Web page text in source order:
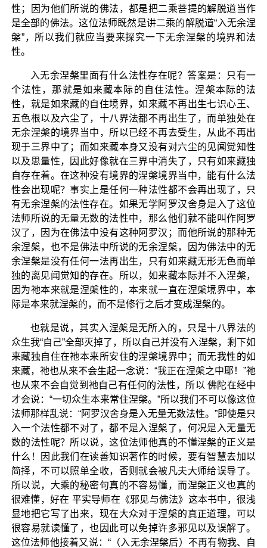
性；因为他们所说的佛法，都是把二乘菩提的解脱道当作
是全部的佛法。这位法师既然是讲二乘的解脱道“入无余涅
槃”，所以我们就应当要来探究一下无余涅槃的境界和法
性。
入无余涅槃里面有什么法性存在呢？答案是：只有一
个法性，那就是如来藏本际的自住法性。涅槃本际的法
性，就是如来藏的自住境界，如来藏不再出生七识心王、
五色根以及六尘了，十八界法都不再出生了，而单独处在
无余涅槃的境界当中，所以已经不再去受生，从此不再出
现于三界中了；而如来藏本身又没有对六尘的见闻觉知性
以及思量性，因此好像就在三界中消失了，只有如来藏独
自存在着。在这种没有境界的涅槃境界当中，能有什么法
性会出现呢？事实上是任何一种法性都不会再出现了，只
有无余涅槃的法性存在。如果无学阿罗汉舍身是入了这位
法师所说的无量无数的法性中，那么他们就不能叫作阿罗
汉了，因为在佛法中没有这种阿罗汉；而他所说的那种无
余涅槃，也不是佛法中所说的无余涅槃，因为佛法中的无
余涅槃是没有任何一法再出生，只有如来藏无形无色而单
独的离见闻觉知的存在。所以，如来藏本际并不入涅槃，
因为祂本来就是涅槃性的，本来就一直在涅槃境界中，本
际是本来就涅槃的，而不是修行之后才变成涅槃的。
也就是说，其实入涅槃是无所入的，只是十八界法的
众生我“自己”全部灭掉了，所以自己并没有入涅槃，剩下如
来藏独自住在祂本来所安住的涅槃境界中；而无我性的如
来藏，祂也从来不会生起一念说：“我正在涅槃之中耶！”祂
也从来不会自觉到祂自己有任何的法性，所以 佛陀在经中
才会说：“一切众生本来常住涅槃。”所以我们不可以像这位
法师那样乱说：“阿罗汉舍身是入无量无数法性。”即使是只
入一个法性都不对了，都不是入涅槃了，何况是入无量无
数的法性呢？所以说，这位法师他真的不懂涅槃的正义是
什么！因此我们在读善知识著作的时候，要有智慧去加以
简择，不可以照单全收，否则就会被凡夫大师给误导了。
所以说，大乘的秘密句真的不容易懂，而涅槃正义也真的
很难懂，好在 平实导师在《邪见与佛法》这本书中，很浅
显地把它写了出来，现在大众对于涅槃的真正道理，可以
很容易就读懂了，也因此可以免掉许多邪见以及误解了。
这位法师他接着又说：“（入无余涅槃后）不再有物我、自